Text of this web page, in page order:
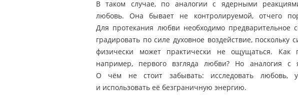
В таком случае, по аналогии с ядерными
любовь. Она бывает не контролируемой, отчего
Для протекания любви необходимо предварительное
градировать по силе духовное воздействие, поскольку
физически может практически не ощущаться. Как
например, первого взгляда любви? Но аналогия с
О чём не стоит забывать: исследовать любовь,
и использовать её безграничную энергию.